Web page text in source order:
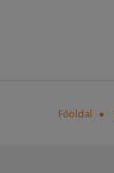
Főoldal